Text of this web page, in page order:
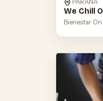
We Chill
Bienestar